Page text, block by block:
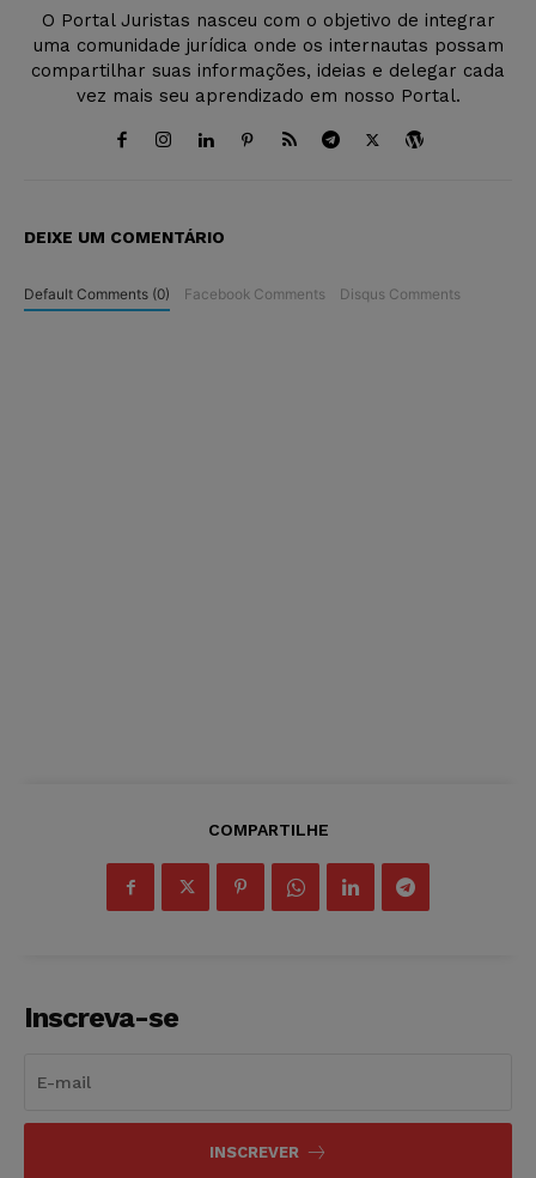
O Portal Juristas nasceu com o objetivo de integrar
uma comunidade jurídica onde os internautas possam
compartilhar suas informações, ideias e delegar cada
vez mais seu aprendizado em nosso Portal.
DEIXE UM COMENTÁRIO
Default Comments (0) Facebook Comments Disqus Comments
COMPARTILHE
Inscreva-se
INSCREVER